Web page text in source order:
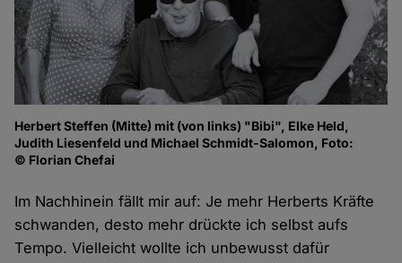
Herbert Steffen (Mitte) mit (von links) "Bibi", Elke Held,
Judith Liesenfeld und Michael Schmidt-Salomon, Foto:
© Florian Chefai
Im Nachhinein fällt mir auf: Je mehr Herberts Kräfte
schwanden, desto mehr drückte ich selbst aufs
Tempo. Vielleicht wollte ich unbewusst dafür